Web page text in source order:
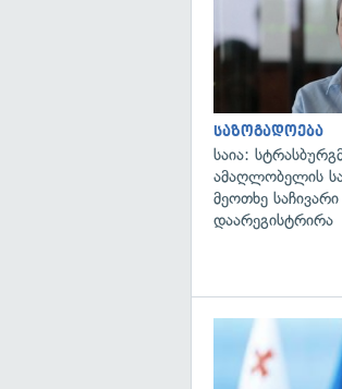
საზოგადოება
საია:
ამაღლობელის
მეოთხე საჩივარი
დაარეგისტრირა